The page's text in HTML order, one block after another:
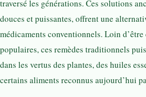
traversé les générations. Ces solutions
douces et puissantes, offrent une
médicaments conventionnels. Loin d’être
populaires, ces remèdes traditionnels
dans les vertus des plantes, des huiles
certains aliments reconnus aujourd’hui